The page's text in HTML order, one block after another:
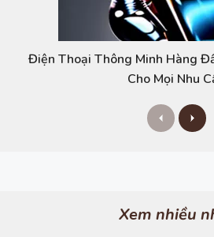
Điện Thoại Thông Minh Hàng
Cho Mọi Nhu
P
r
s
N
e
Xem nhiều